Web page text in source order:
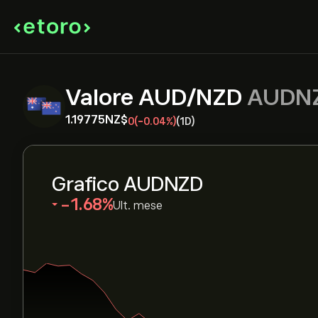
Valore AUD/NZD
1.19775‎NZ$‎0(-0.04%)(1D)
Grafico AUDNZD
‎-1.68‎ Ult. mese